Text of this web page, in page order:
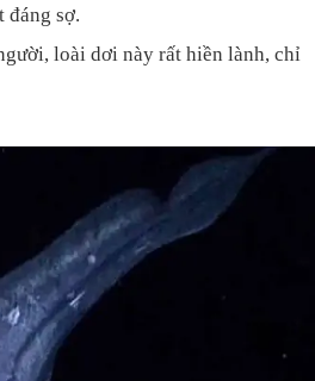
đáng sợ.
loài dơi này rất hiền lành, chỉ